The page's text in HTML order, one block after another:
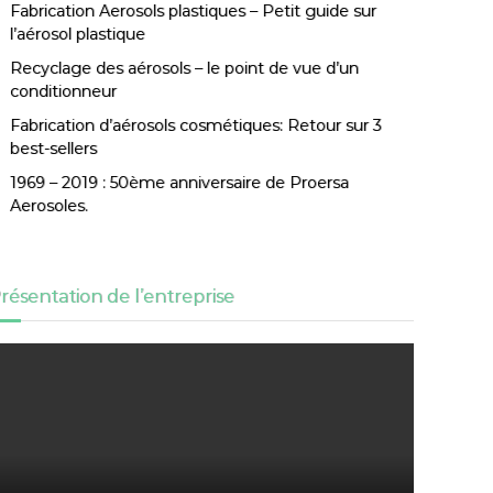
Fabrication Aerosols plastiques – Petit guide sur
l’aérosol plastique
Recyclage des aérosols – le point de vue d’un
conditionneur
Fabrication d’aérosols cosmétiques: Retour sur 3
best-sellers
1969 – 2019 : 50ème anniversaire de Proersa
Aerosoles.
de l’entreprise